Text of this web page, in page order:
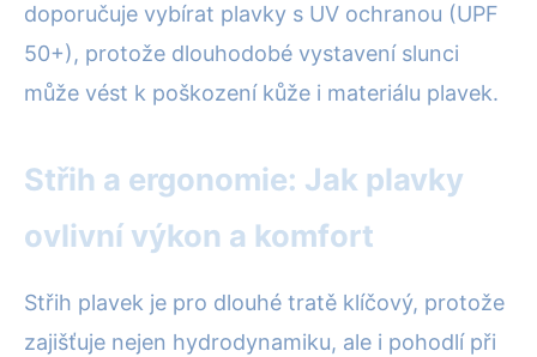
doporučuje vybírat plavky s UV ochranou (UPF
50+), protože dlouhodobé vystavení slunci
může vést k poškození kůže i materiálu plavek.
Střih a ergonomie: Jak plavky
ovlivní výkon a komfort
Střih plavek je pro dlouhé tratě klíčový, protože
zajišťuje nejen hydrodynamiku, ale i pohodlí při